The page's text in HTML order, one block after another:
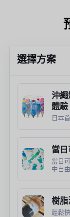
選擇方案
沖繩
體驗
日本
當
當日
中自
樹脂
輕鬆